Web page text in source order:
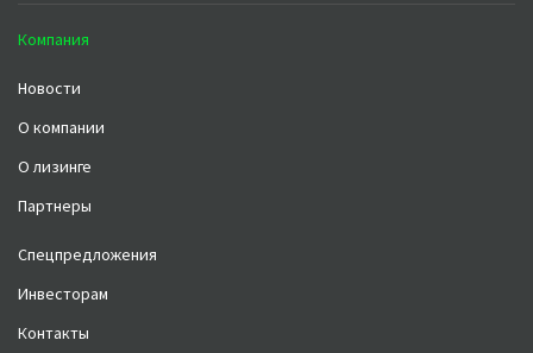
Компания
Новости
О компании
О лизинге
Партнеры
Спецпредложения
Инвесторам
Контакты